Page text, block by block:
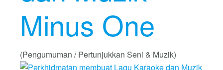
Minus One
(Pengumuman / Pertunjukkan Seni & Muzik)